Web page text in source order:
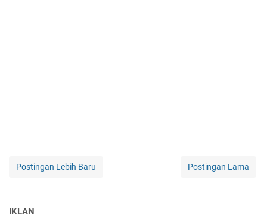
Postingan Lebih Baru Postingan Lama
IKLAN